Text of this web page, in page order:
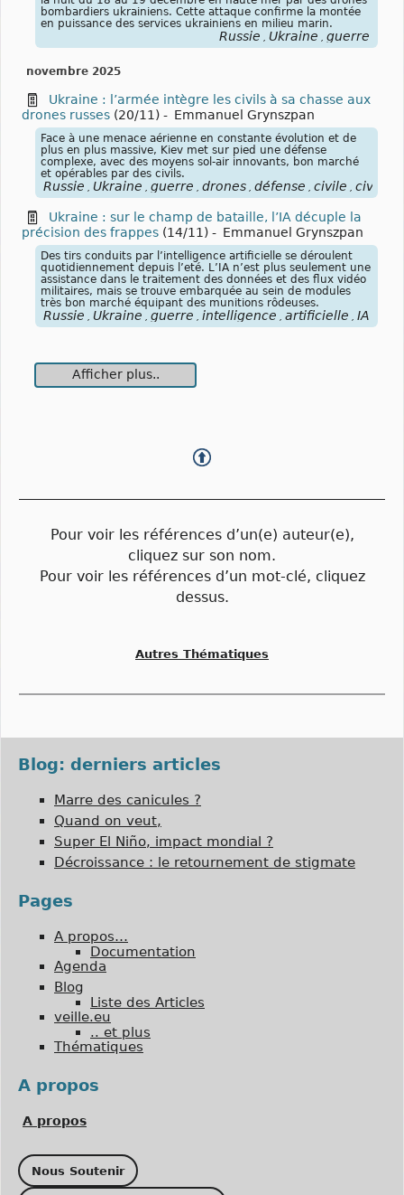
bombardiers ukrainiens. Cette attaque confirme la montée
en puissance des services ukrainiens en milieu marin.
Russie , Ukraine , guerre
novembre 2025
Ukraine : l’armée intègre les civils à sa chasse aux
drones russes (20/11) - Emmanuel Grynszpan
Face à une menace aérienne en constante évolution et de
plus en plus massive, Kiev met sur pied une défense
complexe, avec des moyens sol-air innovants, bon marché
et opérables par des civils.
Russie Ukraine guerre drones défense civile civils
Ukraine : sur le champ de bataille, l’IA décuple la
précision des frappes (14/11) - Emmanuel Grynszpan
Des tirs conduits par l’intelligence artificielle se déroulent
quotidiennement depuis l’eté. L’IA n’est plus seulement une
assistance dans le traitement des données et des flux vidéo
militaires, mais se trouve embarquée au sein de modules
très bon marché équipant des munitions rôdeuses.
Russie Ukraine guerre intelligence artificielle IA
Afficher plus..
Pour voir les références d’un(e) auteur(e),
cliquez sur son nom.
Pour voir les références d’un mot-clé, cliquez
dessus.
Autres Thématiques
Blog: derniers articles
Marre des canicules ?
Quand on veut,
Super El Niño, impact mondial ?
Décroissance : le retournement de stigmate
Pages
A propos…
Documentation
Agenda
Blog
Liste des Articles
veille.eu
.. et plus
Thématiques
A propos
A propos
Nous Soutenir